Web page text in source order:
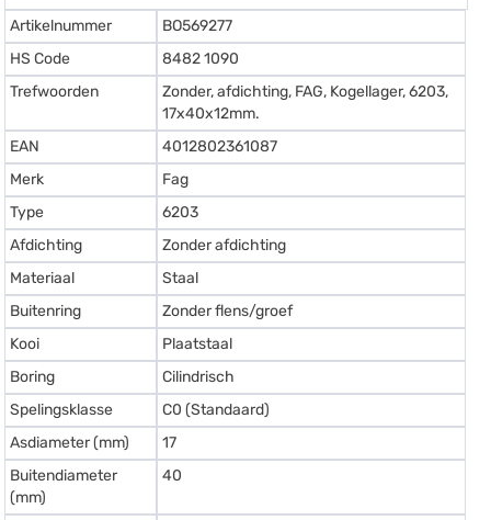
Artikelnummer
BO569277
HS Code
8482 1090
Trefwoorden
Zonder, afdichting, FAG, Kogellager, 6203,
17x40x12mm.
EAN
4012802361087
Merk
Fag
Type
6203
Afdichting
Zonder afdichting
Materiaal
Staal
Buitenring
Zonder flens/groef
Kooi
Plaatstaal
Boring
Cilindrisch
Spelingsklasse
C0 (Standaard)
Asdiameter (mm)
17
Buitendiameter
(mm)
40